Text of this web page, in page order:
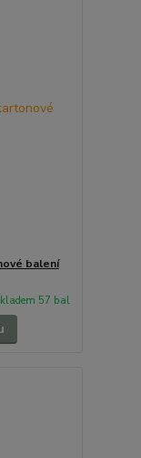
balení
57 bal